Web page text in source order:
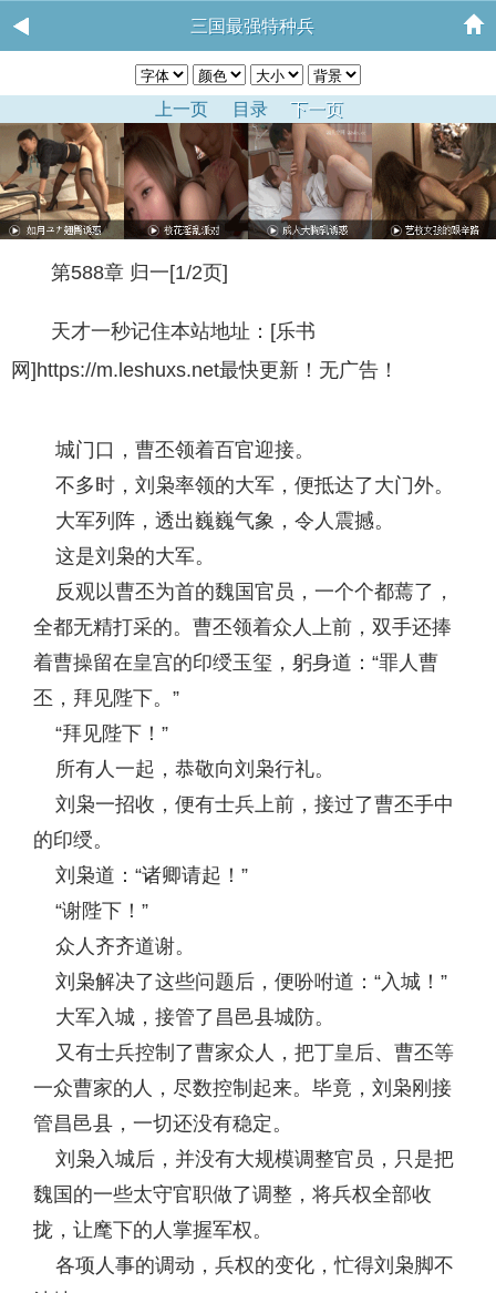
三国最强特种兵
上一页 目录 下一页
第588章 归一[1/2页]
天才一秒记住本站地址：[乐书
网]https://m.leshuxs.net最快更新！无广告！
城门口，曹丕领着百官迎接。
不多时，刘枭率领的大军，便抵达了大门外。
大军列阵，透出巍巍气象，令人震撼。
这是刘枭的大军。
反观以曹丕为首的魏国官员，一个个都蔫了，
全都无精打采的。曹丕领着众人上前，双手还捧
着曹操留在皇宫的印绶玉玺，躬身道：“罪人曹
丕，拜见陛下。”
“拜见陛下！”
所有人一起，恭敬向刘枭行礼。
刘枭一招收，便有士兵上前，接过了曹丕手中
的印绶。
刘枭道：“诸卿请起！”
“谢陛下！”
众人齐齐道谢。
刘枭解决了这些问题后，便吩咐道：“入城！”
大军入城，接管了昌邑县城防。
又有士兵控制了曹家众人，把丁皇后、曹丕等
一众曹家的人，尽数控制起来。毕竟，刘枭刚接
管昌邑县，一切还没有稳定。
刘枭入城后，并没有大规模调整官员，只是把
魏国的一些太守官职做了调整，将兵权全部收
拢，让麾下的人掌握军权。
各项人事的调动，兵权的变化，忙得刘枭脚不